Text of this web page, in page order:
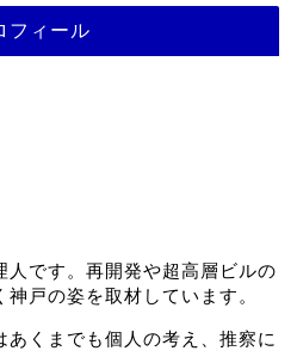
フィール
人です。再開発や超高層ビルの
戸の姿を取材しています。
あくまでも個人の考え、推察に